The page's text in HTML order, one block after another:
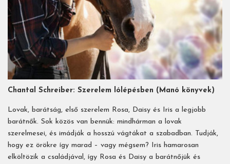
Chantal Schreiber: Szerelem lólépésben (Manó könyvek)
Lovak, barátság, első szerelem Rosa, Daisy és Iris a legjobb
barátnők. Sok közös van bennük: mindhárman a lovak
szerelmesei, és imádják a hosszú vágtákat a szabadban. Tudják,
hogy ez örökre így marad – vagy mégsem? Iris hamarosan
elköltözik a családjával, így Rosa és Daisy a barátnőjük és